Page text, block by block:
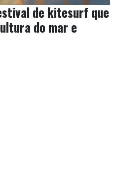
de kitesurf que
do mar e